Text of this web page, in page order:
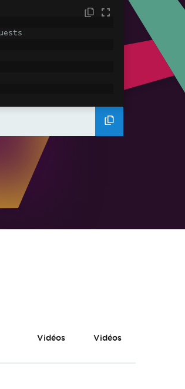
as the file location to
Vidéos Vidéos